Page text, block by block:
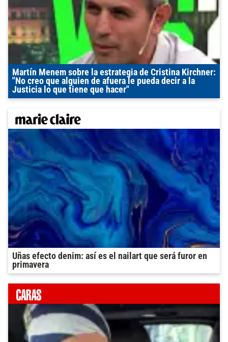
Martín Menem sobre la estrategia de Cristina Kirchner:
"No creo que alguien de afuera le pueda decir a la
Justicia lo que tiene que hacer"
Uñas efecto denim: así es el nailart que será furor en
primavera